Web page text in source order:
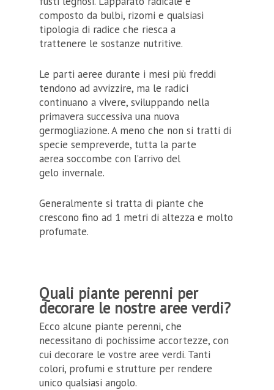
composto da bulbi, rizomi e qualsiasi
tipologia di radice che riesca a
trattenere le sostanze nutritive.
Le parti aeree durante i mesi più freddi
tendono ad avvizzire, ma le radici
continuano a vivere, sviluppando nella
primavera successiva una nuova
germogliazione. A meno che non si tratti di
specie sempreverde, tutta la parte
aerea soccombe con l’arrivo del
gelo invernale.
Generalmente si tratta di piante che
crescono fino ad 1 metri di altezza e molto
profumate.
Quali piante perenni per
decorare le nostre aree verdi?
Ecco alcune piante perenni, che
necessitano di pochissime accortezze, con
cui decorare le vostre aree verdi. Tanti
colori, profumi e strutture per rendere
unico qualsiasi angolo.